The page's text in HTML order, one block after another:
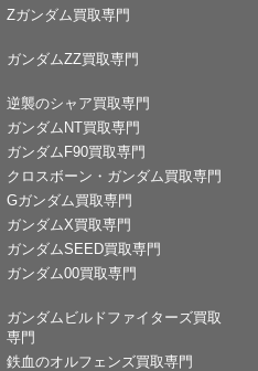
Zガンダム買取専門
ガンダムZZ買取専門
逆襲のシャア買取専門
ガンダムNT買取専門
ガンダムF90買取専門
クロスボーン・ガンダム買取専門
Gガンダム買取専門
ガンダムX買取専門
ガンダムSEED買取専門
ガンダム00買取専門
ガンダムビルドファイターズ買取
専門
鉄血のオルフェンズ買取専門